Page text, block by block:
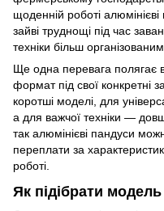
щоденній роботі
зайві труднощі під час
техніки більш
Ще одна перевага полягає
формат під свої конкретні
коротші моделі, для
а для важчої техніки —
так алюмінієві пандуси
переплати за
роботі.
Як підібрати